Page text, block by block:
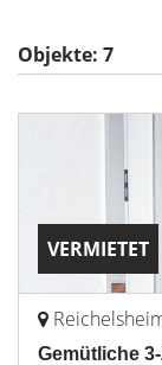
Objekte: 7
VERMIETET
Gemütliche